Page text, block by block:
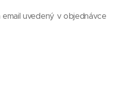
uvedený v objednávce